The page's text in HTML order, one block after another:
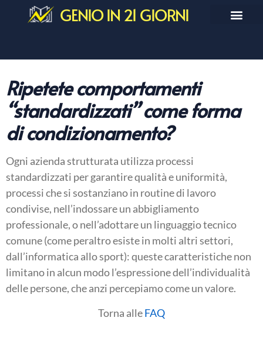
GENIO IN 21 GIORNI
Ripetete comportamenti
“standardizzati” come forma
di condizionamento?
Ogni azienda strutturata utilizza processi
standardizzati per garantire qualità e uniformità,
processi che si sostanziano in routine di lavoro
condivise, nell’indossare un abbigliamento
professionale, o nell’adottare un linguaggio tecnico
comune (come peraltro esiste in molti altri settori,
dall’informatica allo sport): queste caratteristiche non
limitano in alcun modo l’espressione dell’individualità
delle persone, che anzi percepiamo come un valore.
Torna alleFAQ